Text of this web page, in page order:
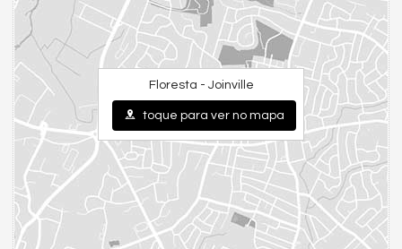
Floresta - Joinville
toque para ver no mapa